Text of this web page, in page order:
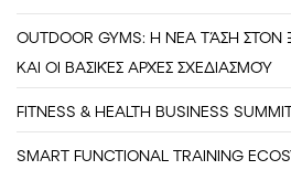
OUTDOOR GYMS: Η ΝΈΑ ΤΆΣΗ
ΚΑΙ ΟΙ ΒΑΣΙΚΈΣ ΑΡΧΈΣ ΣΧΕΔΙΑΣΜΟΎ
FITNESS & HEALTH BUSINESS
SMART FUNCTIONAL TRAINING